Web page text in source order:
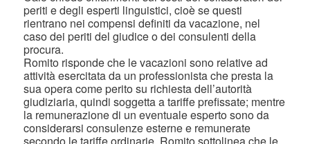
periti e degli esperti linguistici, cioè se questi
rientrano nei compensi definiti da vacazione, nel
caso dei periti del giudice o dei consulenti della
procura.
Romito risponde che le vacazioni sono relative ad
attività esercitata da un professionista che presta la
sua opera come perito su richiesta dell’autorità
giudiziaria, quindi soggetta a tariffe prefissate; mentre
la remunerazione di un eventuale esperto sono da
considerarsi consulenze esterne e remunerate